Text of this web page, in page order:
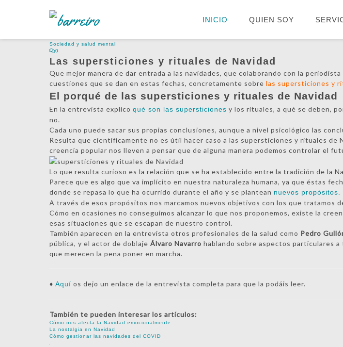
INICIO QUIEN SOY
Sociedad y salud mental
0
Las supersticiones y rituales de Navidad
Que mejor manera de dar entrada a las navidades, que colaborando con la
cuestiones que se dan en estas fechas, concretamente sobre las supersticiones y
El porqué de las supersticiones y rituales de Navidad
En la entrevista explico qué son las supersticiones y los rituales, a qué se deben,
no.
Cada uno puede sacar sus propias conclusiones, aunque a nivel psicológico las
Resulta que científicamente no es útil hacer caso a las supersticiones y rituales de
creencia popular nos lleven a pensar que de alguna manera podemos controlar el
Lo que resulta curioso es la relación que se ha establecido entre la tradición de la
Parece que es algo que va implícito en nuestra naturaleza humana, ya que éstas
donde se repasa lo que ha ocurrido durante el año y se plantean nuevos propósitos.
A través de esos propósitos nos marcamos nuevos objetivos con los que tratamos
Cómo en ocasiones no conseguimos alcanzar lo que nos proponemos, existe la
esas situaciones que se escapan de nuestro control.
También aparecen en la entrevista otros profesionales de la salud como Pedro
pública, y el actor de doblaje Álvaro Navarro hablando sobre aspectos particulares
que merecen la pena poner en marcha.
♦ Aquí os dejo un enlace de la entrevista completa para que la podáis leer.
También te pueden interesar los artículos:
Cómo nos afecta la Navidad emocionalmente
La nostalgia en Navidad
Cómo gestionar las navidades del COVID